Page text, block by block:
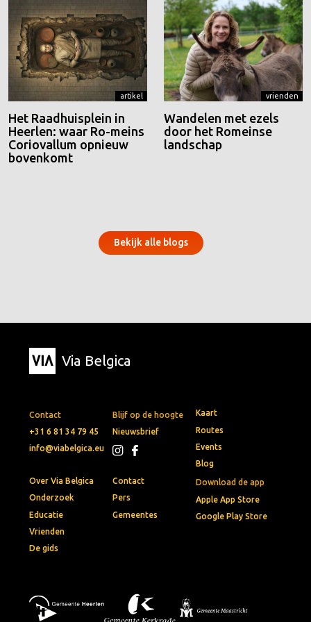
artikel
Het Raadhuisplein in
Heerlen: waar Ro-meins
Coriovallum opnieuw
bovenkomt
vrienden
Wandelen met ezels
door het Romeinse
landschap
Bekijk alle blogs
Via Belgica
Contact
+31 6 81 34 79 45
info@viabelgica.eu
Blijf op de hoogte
Nieuwsbrief
Download de app
Apple App Store
Google Play Store
Kaart
Routes
Events
Blog
Over Via Belgica
Onderzoek
Educatie
Vrienden
De gids
Contact
Pers
Gemeentes